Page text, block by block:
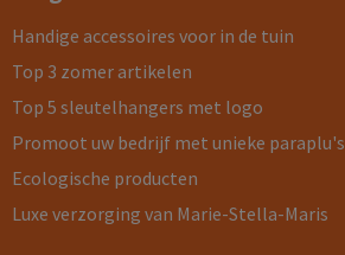
Handige accessoires voor in de tuin
Top 3 zomer artikelen
Top 5 sleutelhangers met logo
Promoot uw bedrijf met unieke paraplu's
Ecologische producten
Luxe verzorging van Marie-Stella-Maris